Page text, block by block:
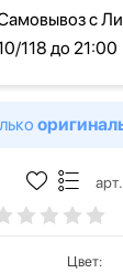
с
118 до 21:00
Цвет: